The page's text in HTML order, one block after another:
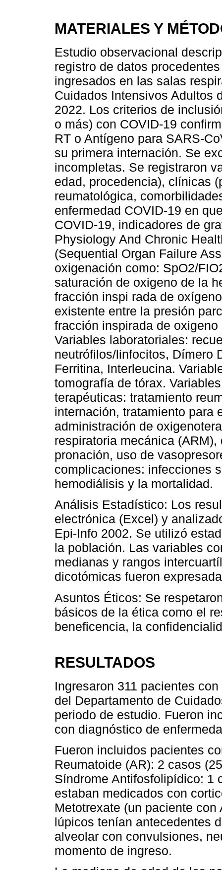
MATERIALES Y
Estudio observacional
registro de datos
ingresados en las salas
Cuidados Intensivos Adultos
2022. Los criterios de
o más) con COVID-19
RT o Antígeno para SARS-
su primera internación. Se
incompletas. Se registraron
edad, procedencia), clínicas
reumatológica,
enfermedad COVID-19 en
COVID-19, indicadores de
Physiology And Chronic
(Sequential Organ Failure
oxigenación como: SpO2/
saturación de oxigeno de la
fracción inspi rada de
existente entre la presión
fracción inspirada de
Variables laboratoriales:
neutrófilos/linfocitos, Dímero
Ferritina, Interleucina.
tomografía de tórax.
terapéuticas: tratamiento
internación, tratamiento para
administración de
respiratoria mecánica
pronación, uso de
complicaciones: infecciones
hemodiálisis y la mortalidad.
Análisis Estadístico: Los
electrónica (Excel) y
Epi-Info 2002. Se utilizó
la población. Las variables
medianas y rangos
dicotómicas fueron
Asuntos Éticos: Se
básicos de la ética como el
beneficencia, la
RESULTADOS
Ingresaron 311 pacientes
del Departamento de
periodo de estudio. Fueron
con diagnóstico de
Fueron incluidos pacientes
Reumatoide (AR): 2 casos
Síndrome Antifosfolipídico: 1
estaban medicados con
Metotrexate (un paciente
lúpicos tenían antecedentes
alveolar con convulsiones,
momento de ingreso.